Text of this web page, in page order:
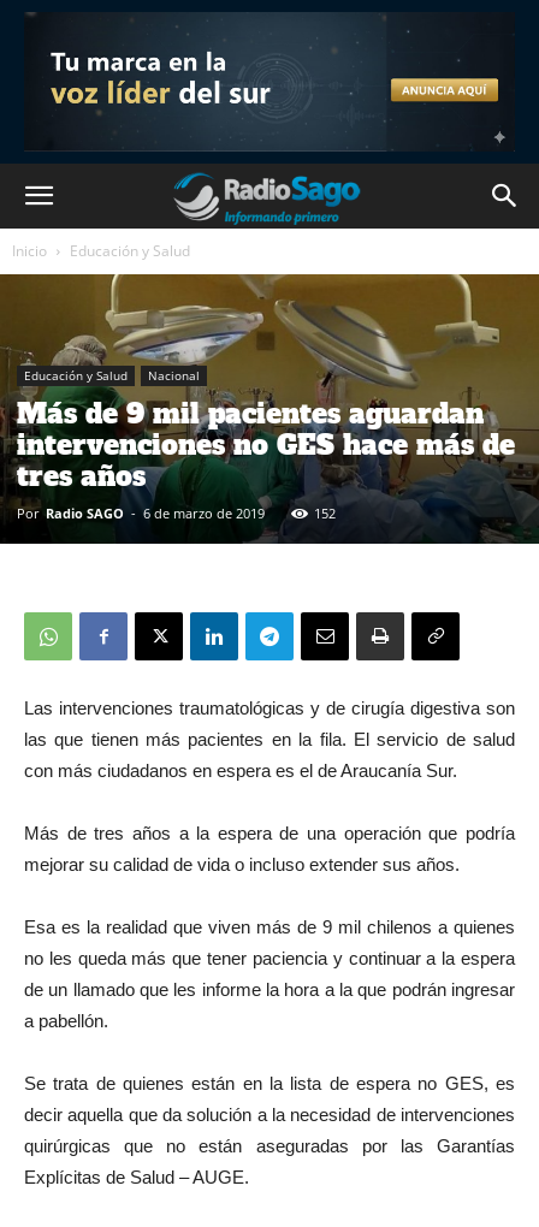
Inicio Educación y Salud
Educación y Salud Nacional
Más de 9 mil pacientes aguardan
intervenciones no GES hace más de
tres años
Por Radio SAGO - 6 de marzo de 2019 152
Las intervenciones traumatológicas y de cirugía digestiva son
las que tienen más pacientes en la fila. El servicio de salud
con más ciudadanos en espera es el de Araucanía Sur.
Más de tres años a la espera de una operación que podría
mejorar su calidad de vida o incluso extender sus años.
Esa es la realidad que viven más de 9 mil chilenos a quienes
no les queda más que tener paciencia y continuar a la espera
de un llamado que les informe la hora a la que podrán ingresar
a pabellón.
Se trata de quienes están en la lista de espera no GES, es
decir aquella que da solución a la necesidad de intervenciones
quirúrgicas que no están aseguradas por las Garantías
Explícitas de Salud – AUGE.